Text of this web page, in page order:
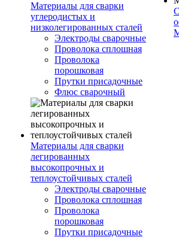
Материалы для сварки
углеродистых и
низколегированных сталей
Электроды сварочные
Проволока сплошная
Проволока
порошковая
Прутки присадочные
Флюс сварочный
Материалы для сварки
легированных
высокопрочных и
теплоустойчивых сталей
Электроды сварочные
Проволока сплошная
Проволока
порошковая
Прутки присадочные